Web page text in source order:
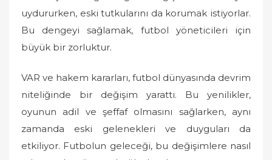
uydururken, eski tutkularını da korumak istiyorlar.
Bu dengeyi sağlamak, futbol yöneticileri için
büyük bir zorluktur.
VAR ve hakem kararları, futbol dünyasında devrim
niteliğinde bir değişim yarattı. Bu yenilikler,
oyunun adil ve şeffaf olmasını sağlarken, aynı
zamanda eski gelenekleri ve duyguları da
etkiliyor. Futbolun geleceği, bu değişimlere nasıl